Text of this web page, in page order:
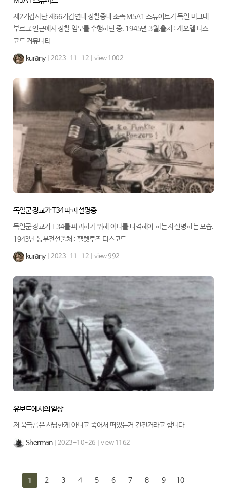
제2기갑사단 제66기갑연대 정찰중대 소속 M5A1 스튜어트가 독일 마그데
부르크 인근에서 정찰 임무를 수행하던 중. 1945년 3월.출처 : 게오헬 디스
코드 커뮤니티
kurany| 2023-11-12 | view 1002
독일군 장교가 T34 파괴 설명중
독일군 장교가 T34를 파괴하기 위해 어디를 타격해야 하는지 설명하는 모습.
1943년 동부전선출처 : 헬렛루즈 디스코드
kurany| 2023-11-12 | view 992
유보트에서의 일상
저 북극곰은 사냥한게 아니고 죽어서 떠있는거 건진거라고 합니다.
Sherman| 2023-10-26 | view 1162
1 2 3 4 5 6 7 8 9 10